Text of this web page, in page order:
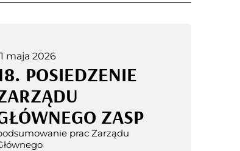
maja 2026
POSIEDZENIE
ZASP
prac Zarządu